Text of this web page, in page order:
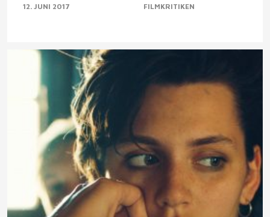
12. JUNI 2017 FILMKRITIKEN